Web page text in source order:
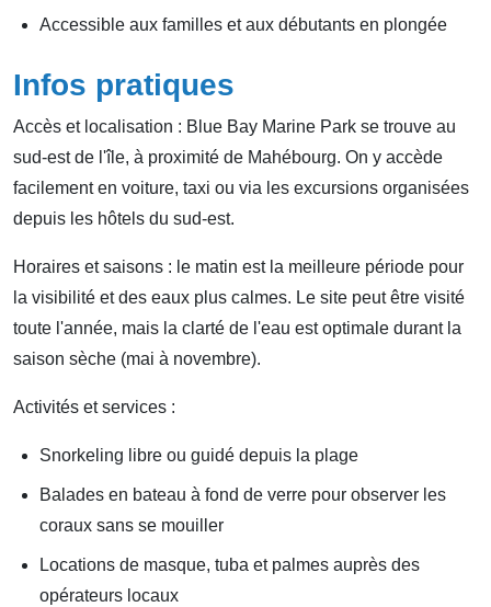
Accessible aux familles et aux débutants en plongée
Infos pratiques
Accès et localisation : Blue Bay Marine Park se trouve au
sud-est de l'île, à proximité de Mahébourg. On y accède
facilement en voiture, taxi ou via les excursions organisées
depuis les hôtels du sud-est.
Horaires et saisons : le matin est la meilleure période pour
la visibilité et des eaux plus calmes. Le site peut être visité
toute l'année, mais la clarté de l'eau est optimale durant la
saison sèche (mai à novembre).
Activités et services :
Snorkeling libre ou guidé depuis la plage
Balades en bateau à fond de verre pour observer les
coraux sans se mouiller
Locations de masque, tuba et palmes auprès des
opérateurs locaux